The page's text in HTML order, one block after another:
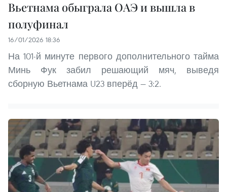
Вьетнама обыграла ОАЭ и вышла в
полуфинал
16/01/2026 18:36
На 101-й минуте первого дополнительного тайма
Минь Фук забил решающий мяч, выведя
сборную Вьетнама U23 вперёд — 3:2.